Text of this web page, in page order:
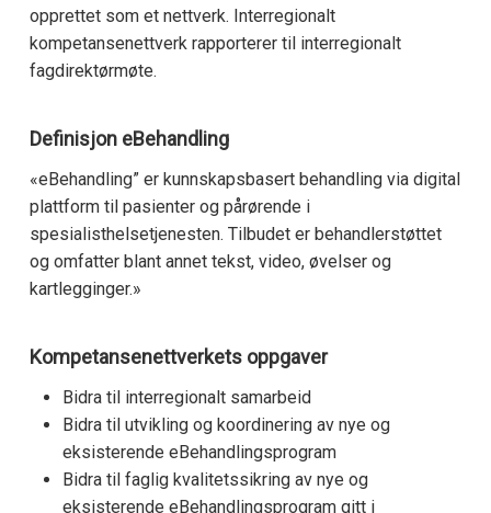
opprettet som et nettverk. Interregionalt
kompetansenettverk rapporterer til interregionalt
fagdirektørmøte.
Definisjon eBehandling
«eBehandling” er kunnskapsbasert behandling via digital
plattform til pasienter og pårørende i
spesialisthelsetjenesten. Tilbudet er behandlerstøttet
og omfatter blant annet tekst, video, øvelser og
kartlegginger.»
Kompetansenettverkets oppgaver
Bidra til interregionalt samarbeid
Bidra til utvikling og koordinering av nye og
eksisterende eBehandlingsprogram
Bidra til faglig kvalitetssikring av nye og
eksisterende eBehandlingsprogram gitt i